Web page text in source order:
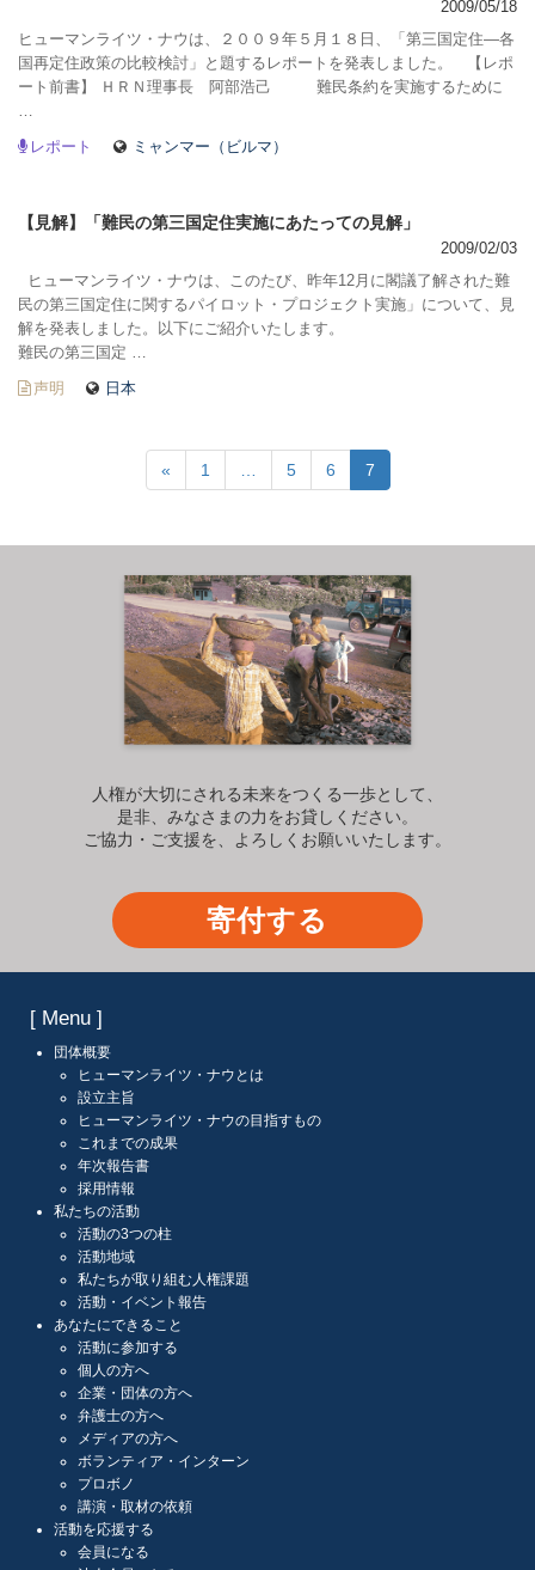
2009/05/18
ヒューマンライツ・ナウは、２００９年５月１８日、「第三国定住―各
国再定住政策の比較検討」と題するレポートを発表しました。 【レポ
ート前書】 ＨＲＮ理事長 阿部浩己 難民条約を実施するために
…
レポート ミャンマー（ビルマ）
【見解】「難民の第三国定住実施にあたっての見解」
2009/02/03
ヒューマンライツ・ナウは、このたび、昨年12月に閣議了解された難
民の第三国定住に関するパイロット・プロジェクト実施」について、見
解を発表しました。以下にご紹介いたします。
難民の第三国定 …
声明 日本
« 1 5 6 7
人権が大切にされる未来をつくる一歩として、
是非、みなさまの力をお貸しください。
ご協力・ご支援を、よろしくお願いいたします。
寄付する
[ Menu ]
団体概要
ヒューマンライツ・ナウとは
設立主旨
ヒューマンライツ・ナウの目指すもの
これまでの成果
年次報告書
採用情報
私たちの活動
活動の3つの柱
活動地域
私たちが取り組む人権課題
活動・イベント報告
あなたにできること
活動に参加する
個人の方へ
企業・団体の方へ
弁護士の方へ
メディアの方へ
ボランティア・インターン
プロボノ
講演・取材の依頼
活動を応援する
会員になる